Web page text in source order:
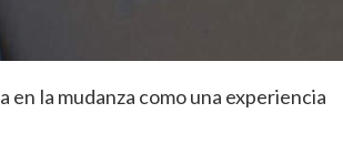
en la mudanza como una experiencia